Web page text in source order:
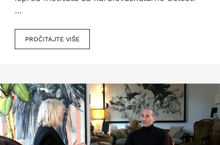
…
PROČITAJTE VIŠE